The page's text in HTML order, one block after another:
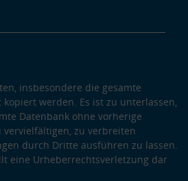
insbesondere die gesamte
werden. Es ist zu unterlassen,
Datenbank ohne vorherige
vervielfältigen, zu verbreiten
durch Dritte ausführen zu lassen.
eine Urheberrechtsverletzung dar